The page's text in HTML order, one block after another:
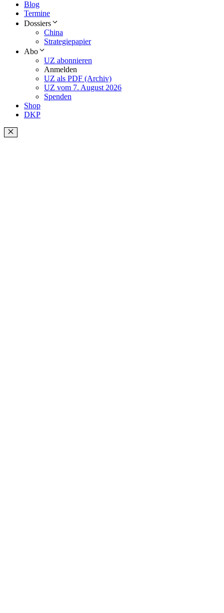
Blog
Termine
Dossiers
China
Strategiepapier
Abo
UZ abonnieren
Anmelden
UZ als PDF (Archiv)
UZ vom 7. August 2026
Spenden
Shop
DKP
Schließen